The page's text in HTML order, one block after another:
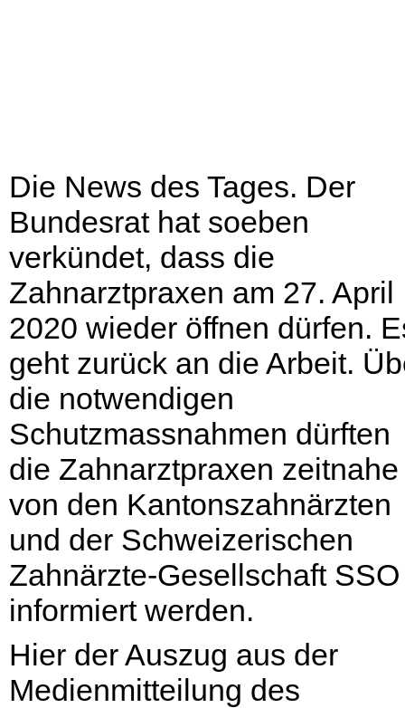
Die News des Tages. Der
Bundesrat hat soeben
verkündet, dass die
Zahnarztpraxen am 27. April
2020 wieder öffnen dürfen.
geht zurück an die Arbeit.
die notwendigen
Schutzmassnahmen dürften
die Zahnarztpraxen zeitnahe
von den Kantonszahnärzten
und der Schweizerischen
Zahnärzte-Gesellschaft SSO
informiert werden.
Hier der Auszug aus der
Medienmitteilung des